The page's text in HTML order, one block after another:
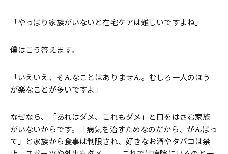
「やっぱり家族がいないと在宅ケアは難しいですよね」
僕はこう答えます。
「いえいえ、そんなことはありません。むしろ一人のほう
が楽なことが多いですよ」
なぜなら、「あれはダメ、これもダメ」と口をはさむ家族
がいないからです。「病気を治すためなのだから、がんばっ
て」と家族から食事は制限され、好きなお酒やタバコは禁